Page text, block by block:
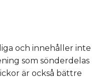
och innehåller inte
som sönderdelas
är också bättre